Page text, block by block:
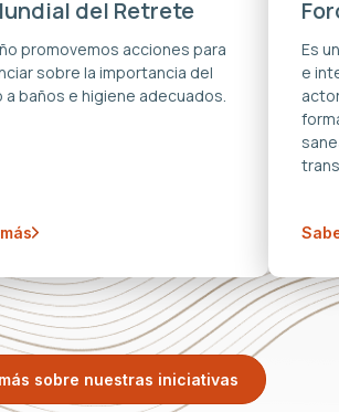
del Retrete
promovemos acciones para
sobre la importancia del
a baños e higiene adecuados.
Es
e
sobre nuestras iniciativas